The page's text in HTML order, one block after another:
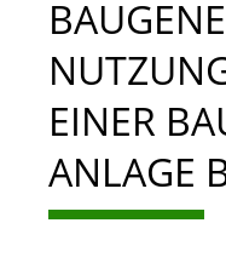
EINER
ANLAGE